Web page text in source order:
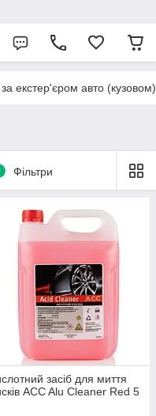
екстер'єром авто (кузовом)
Фільтри
засіб для миття
ACC Alu Cleaner Red 5